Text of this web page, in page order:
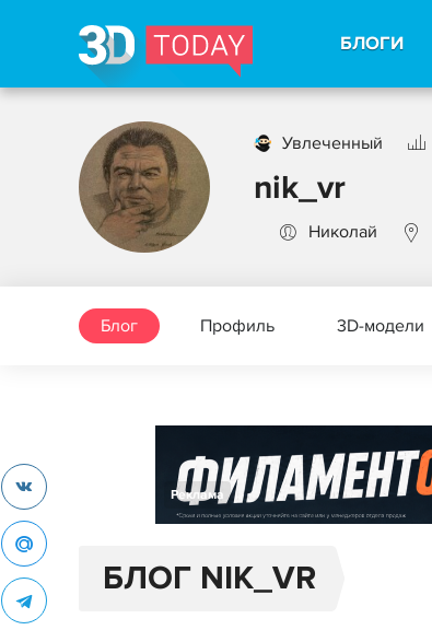
БЛОГИ
Увлеченный
nik_vr
Николай
Блог Профиль 3D-модели
Реклама
БЛОГ NIK_VR